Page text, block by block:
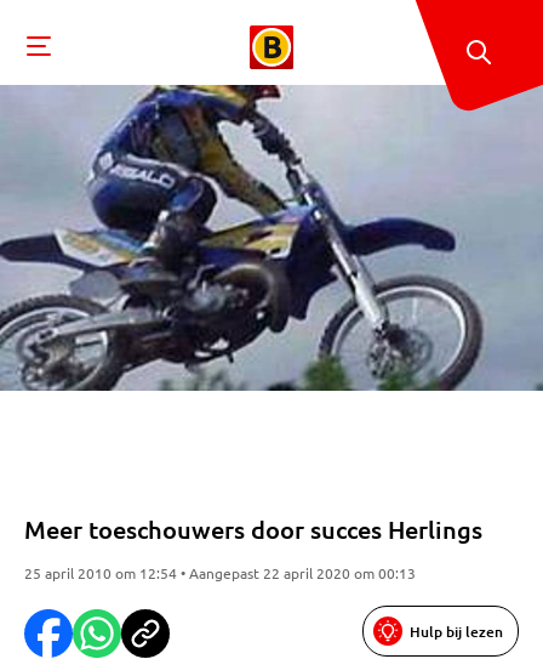
Meer toeschouwers door succes Herlings
25 april 2010 om 12:54 • Aangepast 22 april 2020 om 00:13
Hulp bij lezen